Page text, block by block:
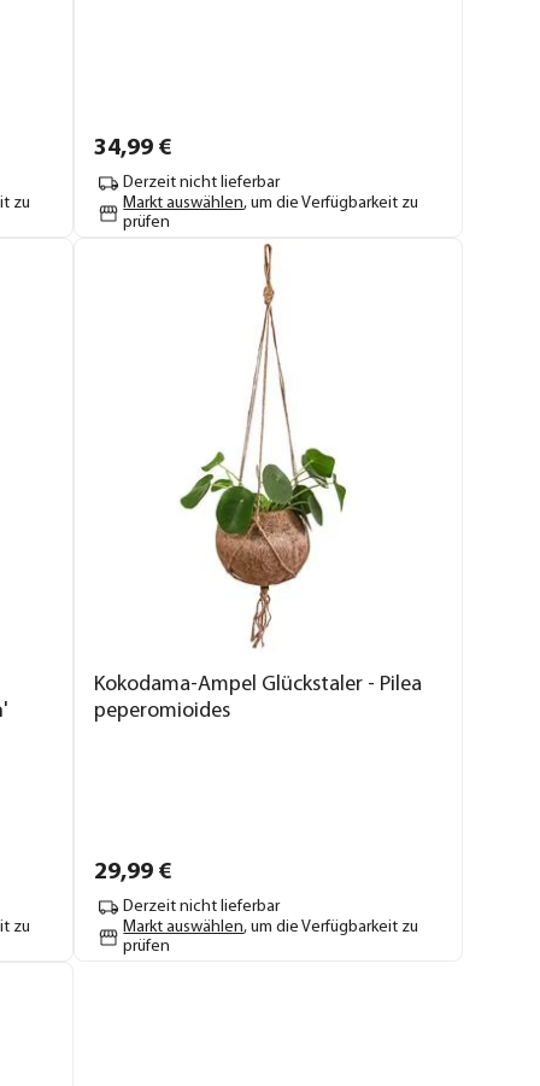
zu
34,99 €
Derzeit nicht lieferbar
Markt auswählen, um die Verfügbarkeit zu
prüfen
zu
Kokodama-Ampel Glückstaler - Pilea
peperomioides
29,99 €
Derzeit nicht lieferbar
Markt auswählen, um die Verfügbarkeit zu
prüfen